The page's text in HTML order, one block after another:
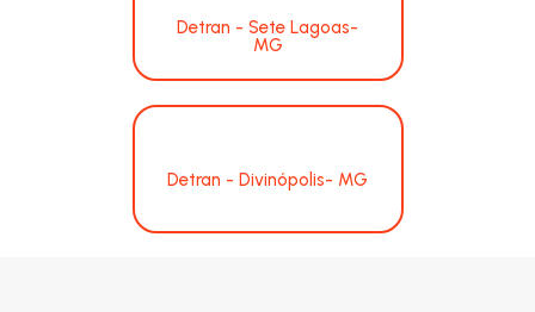
Detran - Sete Lagoas-
MG
Detran - Divinópolis- MG